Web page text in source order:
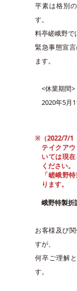
平素は格別
す。
料亭嵯峨野で
緊急事態宣
ます。
<休業期間>
2020年5月
※（2022/7/1
テイクア
いては現
ください。
「嵯峨野
ります。
峨野特製折
お客様及び
すが、
何卒ご理解
す。